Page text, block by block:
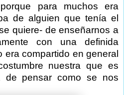
para muchos era
de alguien que tenía el
quiere- de enseñarnos a
con una definida
era compartido en general
nuestra que es
de pensar como se nos